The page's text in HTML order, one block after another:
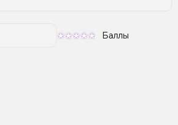
Баллы